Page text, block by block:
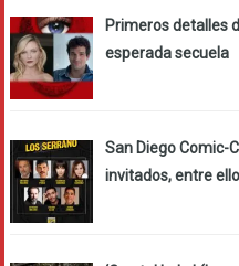
Primeros detalles
esperada secuela
San Diego Comic-
invitados, entre